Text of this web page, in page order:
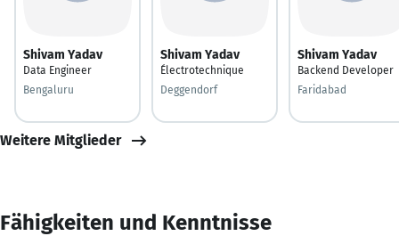
Shivam Yadav
Data Engineer
Bengaluru
Shivam Yadav
Électrotechnique
Deggendorf
Shivam Yadav
Backend Developer
Faridabad
Weitere Mitglieder
Fähigkeiten und Kenntnisse